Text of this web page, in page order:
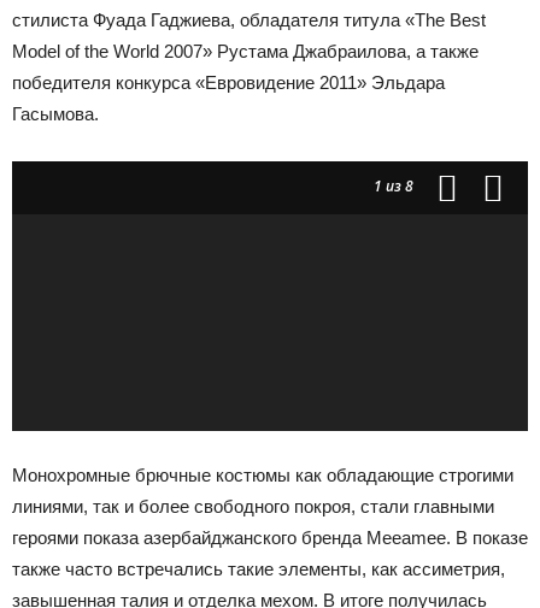
стилиста Фуада Гаджиева, обладателя титула «The Best
Model of the World 2007» Рустама Джабраилова, а также
победителя конкурса «Евровидение 2011» Эльдара
Гасымова.
1 из 8
Монохромные брючные костюмы как обладающие строгими
линиями, так и более свободного покроя, стали главными
героями показа азербайджанского бренда Meeamee. В показе
также часто встречались такие элементы, как ассиметрия,
завышенная талия и отделка мехом. В итоге получилась